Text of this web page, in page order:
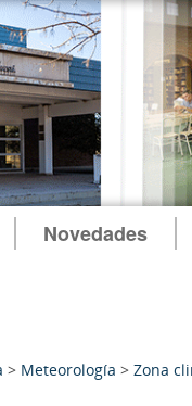
Novedades
> Meteorología > Zona